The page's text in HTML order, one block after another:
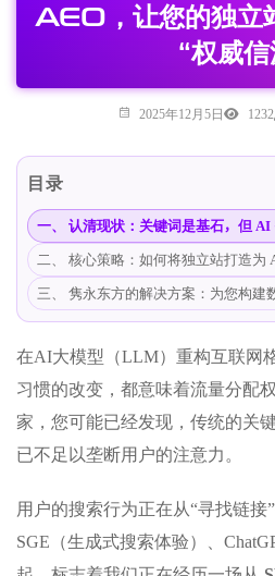
AEO，让您的独立
“权威信
2025年12月5日 1232
目录
一、 认清现状：关键词是基石，但 AI
二、 核心策略：如何将独立站打造为
三、 隽永东方的解决方案：为您构建
在AI大模型（LLM）重构互联网
习惯的改变，都意味着流量分配
家，您可能已经发现，传统的关
已不足以垄断用户的注意力。
用户的搜索行为正在从“寻找链接
SGE（生成式搜索体验）、